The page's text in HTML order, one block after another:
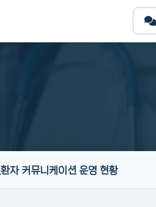
환자 커뮤니케이션 운영 현황